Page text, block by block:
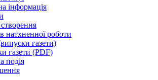
інформація
створення
натхненної роботи
газети)
газети (PDF)
подія